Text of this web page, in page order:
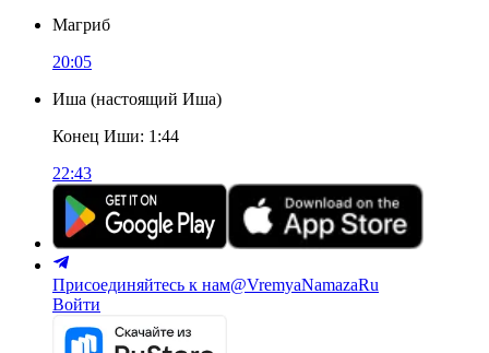
Магриб
20:05
Иша (настоящий Иша)
Конец Иши: 1:44
22:43
Присоединяйтесь к нам@VremyaNamazaRu
Войти